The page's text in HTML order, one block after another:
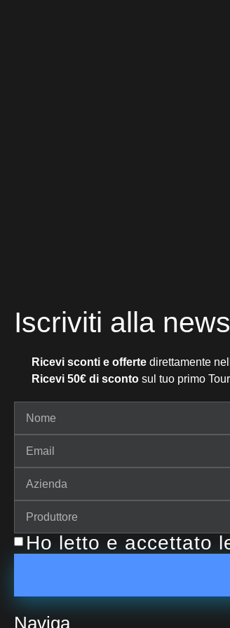
Iscriviti alla
Ricevi sconti e offerte direttamente
Ricevi 50€ di sconto sul tuo primo
Ho letto e accettato
Naviga